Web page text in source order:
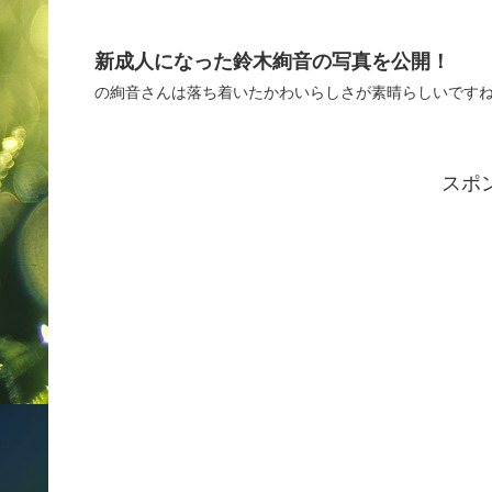
新成人になった鈴木絢音の写真を公開！
の絢音さんは落ち着いたかわいらしさが素晴らしいですね
スポ